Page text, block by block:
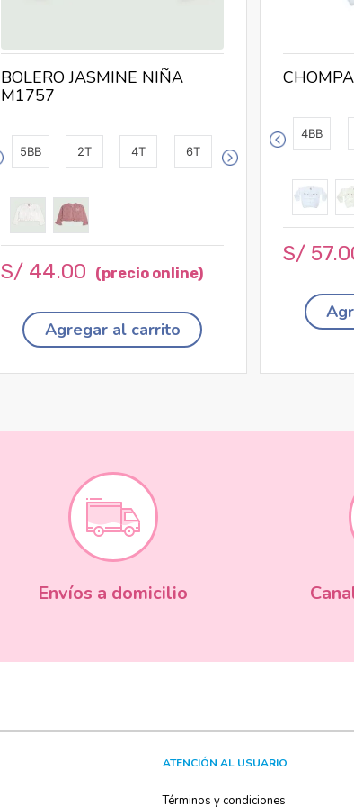
5BB 2T 4T 6T
BOLERO JASMINE NIÑA
M1757
S/ 44.00
Agregar al carrito
4BB
S/ 57.
Envíos a domicilio
ATENCIÓN AL USUARIO
Términos y condiciones